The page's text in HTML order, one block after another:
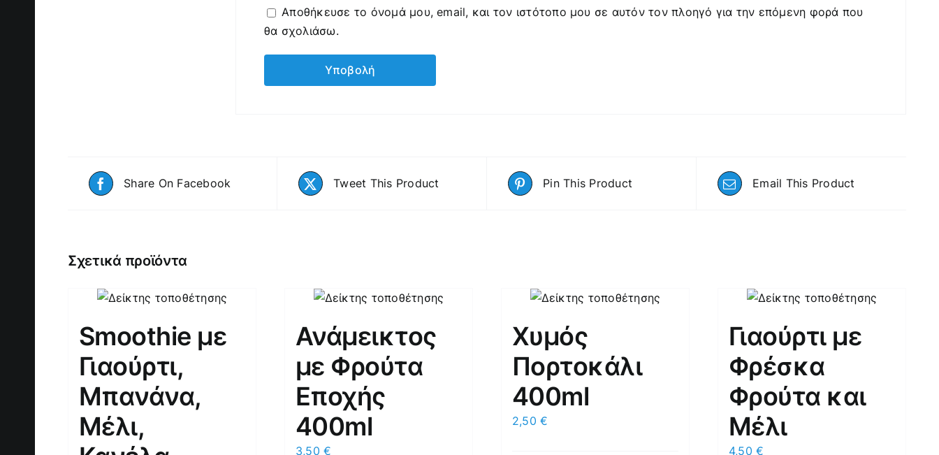
Αποθήκευσε το όνομά μου, email, και τον ιστότοπο μου σε αυτόν τον πλοηγό για την επόμενη φορά που
θα σχολιάσω.
Share On Facebook Tweet This Product Pin This Product Email This Product
Σχετικά προϊόντα
Smoothie με
Γιαούρτι,
Μπανάνα,
Μέλι,
Ανάμεικτος
με Φρούτα
Εποχής
400ml
3,50€
Χυμός
Πορτοκάλι
400ml
2,50€
Γιαούρτι με
Φρέσκα
Φρούτα και
Μέλι
4,50€